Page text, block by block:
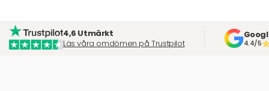
4,6 Utmärkt
Läs våra omdömen på Trustpilot
4.4/5